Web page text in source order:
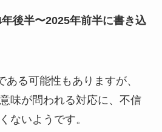
後半〜2025年前半に書き込
ある可能性もありますが、
味が問われる対応に、不信
ないようです。